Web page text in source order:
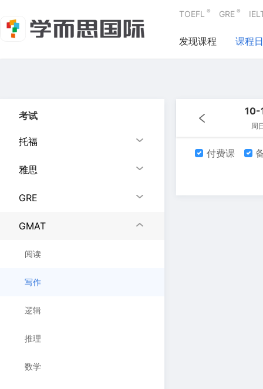
TOEFL ® GRE ®
发现课程 课程
考试
托福
雅思
GRE
GMAT
阅读
写作
逻辑
推理
数学
10-
周
付费课